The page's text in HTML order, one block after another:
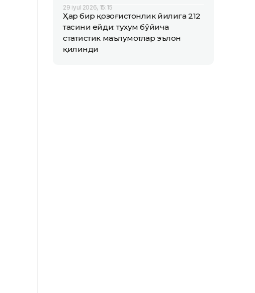
29 iyul 2026, 15:15
Ҳар бир қозоғистонлик йилига 212
тасини ейди: тухум бўйича
статистик маълумотлар эълон
қилинди